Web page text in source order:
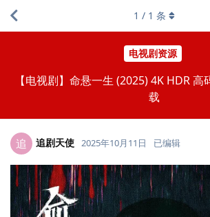
电视剧资源
【电视剧】命悬一生 (2025) 4K HDR
载
1 / 1 条
追 追剧天使 2025年10月11日 已编辑